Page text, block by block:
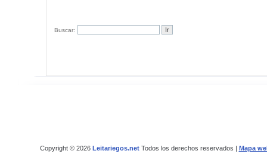
Buscar:
Copyright © 2026 Leitariegos.netTodos los derechos reservados | Mapa